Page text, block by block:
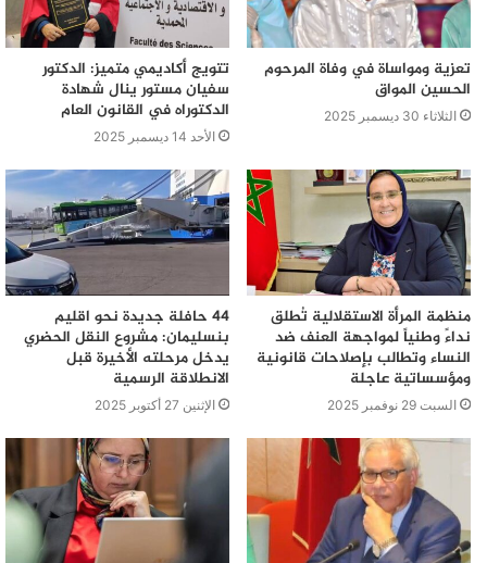
تعزية ومواساة في وفاة المرحوم
الحسين المواق
الثلاثاء 30 ديسمبر 2025
تتويج أكاديمي متميز: الدكتور
سفيان مستور ينال شهادة
الدكتوراه في القانون العام
الأحد 14 ديسمبر 2025
منظمة المرأة الاستقلالية تُطلق
نداءً وطنياً لمواجهة العنف ضد
النساء وتطالب بإصلاحات قانونية
ومؤسساتية عاجلة
السبت 29 نوفمبر 2025
44 حافلة جديدة نحو اقليم
بنسليمان: مشروع النقل الحضري
يدخل مرحلته الأخيرة قبل
الانطلاقة الرسمية
الإثنين 27 أكتوبر 2025